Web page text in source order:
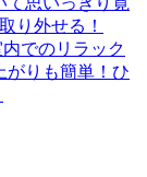
でのリラック
がりも簡単！ひ